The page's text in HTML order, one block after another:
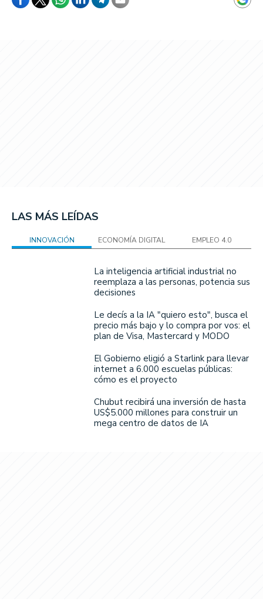
LAS MÁS LEÍDAS
INNOVACIÓN ECONOMÍA DIGITAL EMPLEO 4.0
La inteligencia artificial industrial no
reemplaza a las personas, potencia sus
decisiones
Le decís a la IA "quiero esto", busca el
precio más bajo y lo compra por vos: el
plan de Visa, Mastercard y MODO
El Gobierno eligió a Starlink para llevar
internet a 6.000 escuelas públicas:
cómo es el proyecto
Chubut recibirá una inversión de hasta
US$5.000 millones para construir un
mega centro de datos de IA